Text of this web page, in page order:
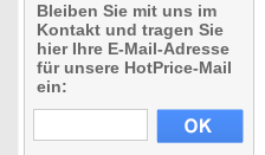
Bleiben Sie mit uns im
Kontakt und tragen Sie
hier Ihre E-Mail-Adresse
für unsere HotPrice-Mail
ein: